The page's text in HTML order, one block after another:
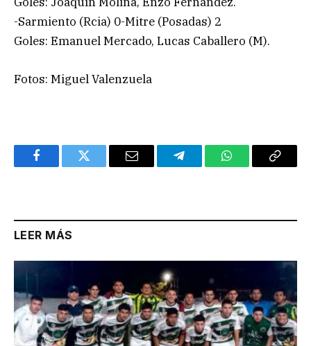
-Sarmiento (Rcia) 0-Mitre (Posadas) 2
Goles: Emanuel Mercado, Lucas Caballero (M).
Fotos: Miguel Valenzuela
FacebookTwitter Email TelegramWhatsAppCopy
LEER MÁS